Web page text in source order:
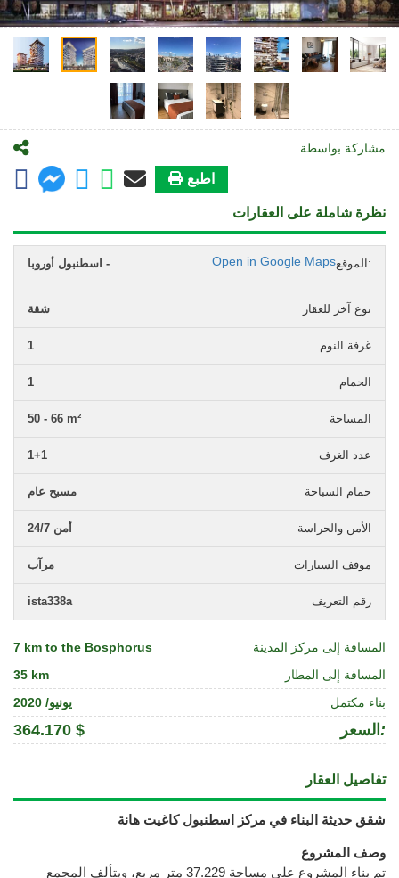
مشاركة بواسطة
اطبع
نظرة شاملة على العقارات
الموقع: اسطنبول أوروبا - Open in Google Maps
نوع آخر للعقار شقة
غرفة النوم 1
الحمام 1
المساحة 50 - 66 m²
عدد الغرف 1+1
حمام السباحة مسبح عام
الأمن والحراسة أمن 24/7
موقف السيارات مرآب
رقم التعريف ista338a
المسافة إلى مركز المدينة
7 km to the Bosphorus
المسافة إلى المطار
35 km
بناء مكتمل
يونيو/ 2020
السعر :
364.170 $
تفاصيل العقار
شقق حديثة البناء في مركز اسطنبول كاغيت هانة
وصف المشروع
تم بناء المشروع على مساحة 37.229 متر مربع، ويتألف المجمع